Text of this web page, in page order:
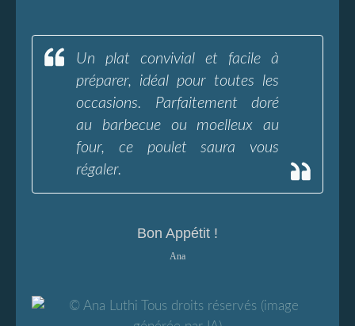
Un plat convivial et facile à
préparer, idéal pour toutes les
occasions. Parfaitement doré
au barbecue ou moelleux au
four, ce poulet saura vous
régaler.
Bon Appétit !
Ana